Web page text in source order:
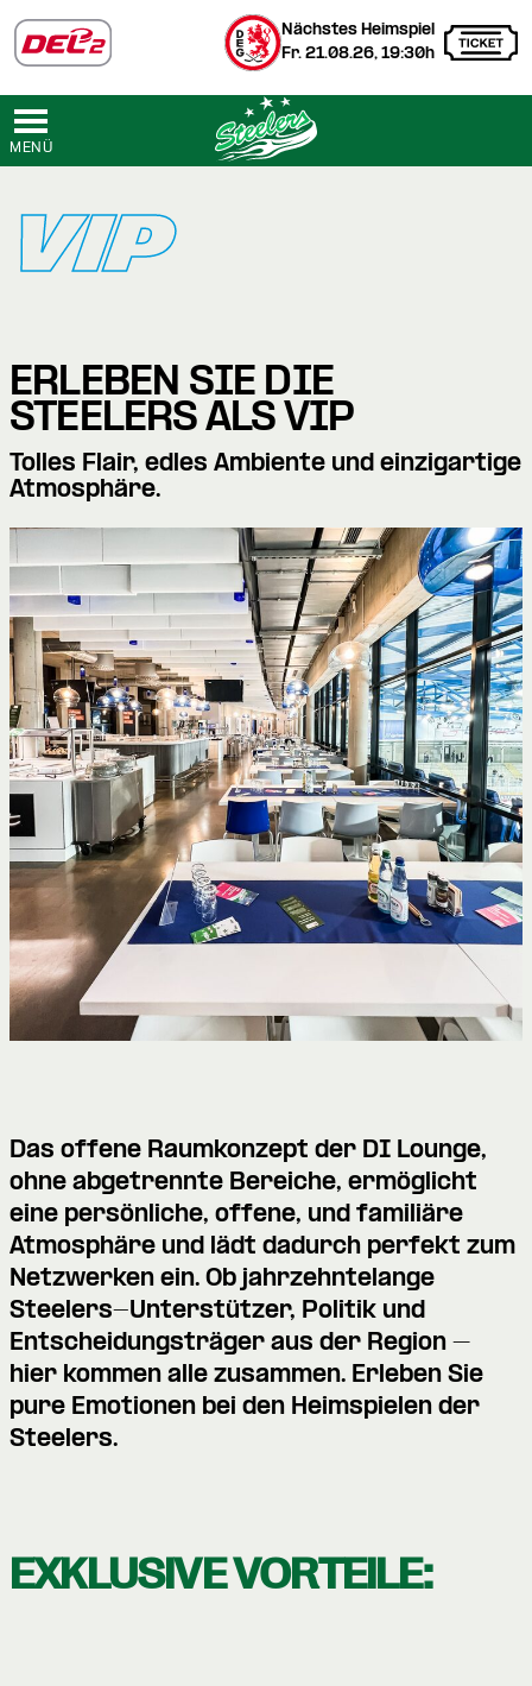
Nächstes Heimspiel
Fr. 21.08.26, 19:30h
MENÜ
VIP
ERLEBEN SIE DIE
STEELERS ALS VIP
Tolles Flair, edles Ambiente und einzigartige
Atmosphäre.
Das offene Raumkonzept der DI Lounge,
ohne abgetrennte Bereiche, ermöglicht
eine persönliche, offene, und familiäre
Atmosphäre und lädt dadurch perfekt zum
Netzwerken ein. Ob jahrzehntelange
Steelers-Unterstützer, Politik und
Entscheidungsträger aus der Region –
hier kommen alle zusammen. Erleben Sie
pure Emotionen bei den Heimspielen der
Steelers.
EXKLUSIVE VORTEILE: